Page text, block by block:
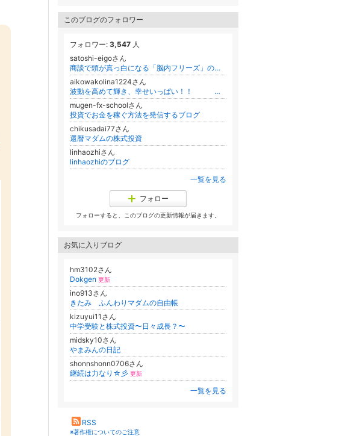
このブログのフォロワー
フォロワー: 3,547 人
satoshi-eigoさん
商談で頭が真っ白になる「脳内フリーズ」の正体｜元・英語コンプレックスの営業日誌
aikowakolina1224さん
波動を高めて輝き、幸せいっぱい！！ 『人生シフトチェンジ』 by アイ
mugen-fx-schoolさん
投資でお金を稼ぐ方法を発信するブログ
chikusadai77さん
還暦マダムの株式投資
linhaozhiさん
linhaozhiのブログ
一覧を見る
フォロー
フォローすると、このブログの更新情報が届きます。
お気に入りブログ
hm3102さん
Dokgen 更新
ino913さん
きたみ ふんわりマダムの自由帳
kizuyui11さん
中学受験と株式投資〜日々成長？〜
midsky10さん
やまみんの日記
shonnshonn0706さん
継続は力なり☆彡 更新
一覧を見る
RSS
※著作権についてのご注意